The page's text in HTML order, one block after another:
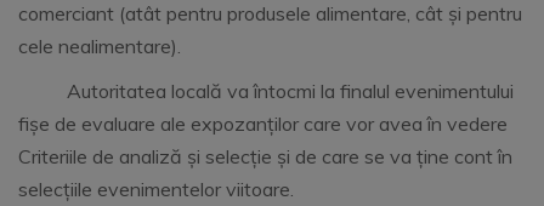
comerciant (atât pentru produsele alimentare, cât și pentru
cele nealimentare).
Autoritatea locală va întocmi la finalul evenimentului
fișe de evaluare ale expozanților care vor avea în vedere
Criteriile de analiză și selecție și de care se va ține cont în
selecțiile evenimentelor viitoare.